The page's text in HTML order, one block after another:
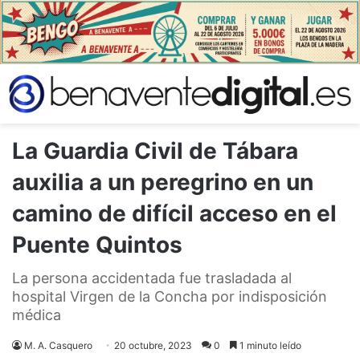
La Guardia Civil de Tábara
auxilia a un peregrino en un
camino de difícil acceso en el
Puente Quintos
La persona accidentada fue trasladada al
hospital Virgen de la Concha por indisposición
médica
M. A. Casquero 20 octubre, 2023 0 1 minuto leído